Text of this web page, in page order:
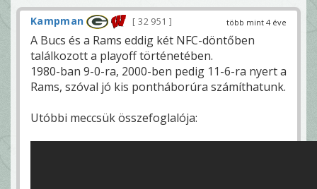
több mint 4 éve
Kampman 32 951
A Bucs és a Rams eddig két NFC-döntőben
találkozott a playoff történetében.
1980-ban 9-0-ra, 2000-ben pedig 11-6-ra nyert a
Rams, szóval jó kis pontháborúra számíthatunk.
Utóbbi meccsük összefoglalója: